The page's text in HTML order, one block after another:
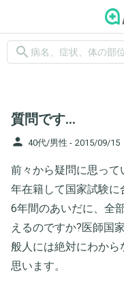
search
質問です…
person 40代/男性 - 2015/09/15
前々から疑問に思っ
年在籍して国家試験
6年間のあいだに、全
えるのですか?医師国
般人には絶対にわから
思います。